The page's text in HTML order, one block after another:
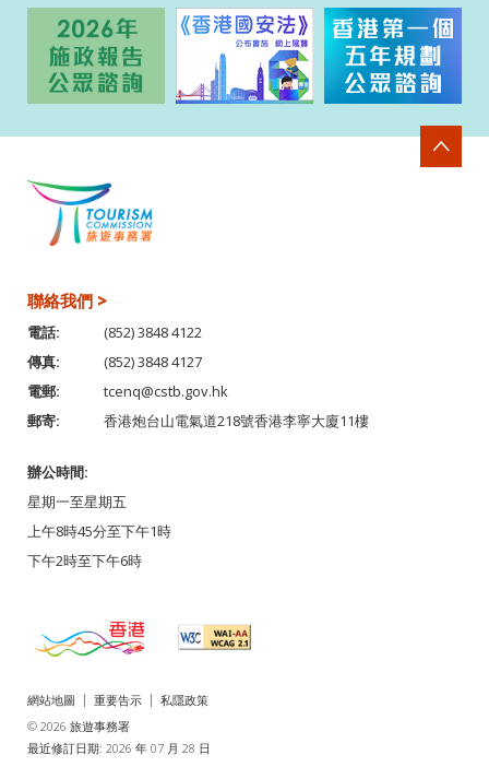
聯絡我們 >
電話:
(852) 3848 4122
傳真:
(852) 3848 4127
電郵:
tcenq@cstb.gov.hk
郵寄:
香港炮台山電氣道218號香港李寧大廈11樓
辦公時間:
星期一至星期五
上午8時45分至下午1時
下午2時至下午6時
網站地圖 重要告示
私隱政策
© 2026 旅遊事務署
最近修訂日期: 2026 年 07 月 28 日